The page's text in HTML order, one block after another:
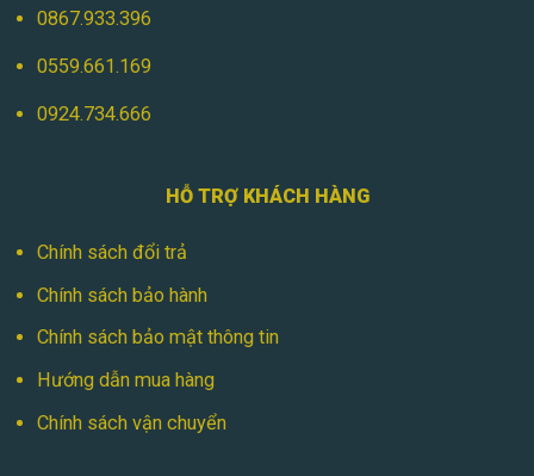
4. Đèn Năng Lượng Mặt Trời 400w Ốp
Trần Trong Nhà TDL-NLOT400W
lớn hoặc các khu vực cần chiếu sáng
mạnh và liên tục như phòng tiệc hoặc
khu vực công cộng trong nhà.
Ưu điểm : Ánh sáng mạnh, tiết kiệm điện,
0867.933.396
0559.661.169
0924.734.666
HỖ TRỢ KHÁCH HÀNG
Chính sách đổi trả
Chính sách bảo hành
Chính sách bảo mật thông tin
Hướng dẫn mua hàng
Chính sách vận chuyển